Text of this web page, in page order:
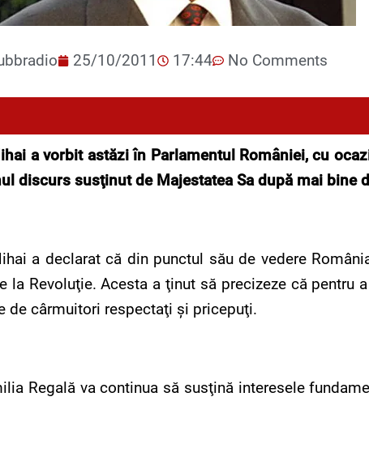
25/10/2011 17:44 No Comments
a vorbit astăzi în Parlamentul României, cu
discurs susţinut de Majestatea Sa după mai bine
a declarat că din punctul său de vedere
la Revoluţie. Acesta a ţinut să precizeze că pentru
de cârmuitori respectaţi şi pricepuţi.
Regală va continua să susţină interesele